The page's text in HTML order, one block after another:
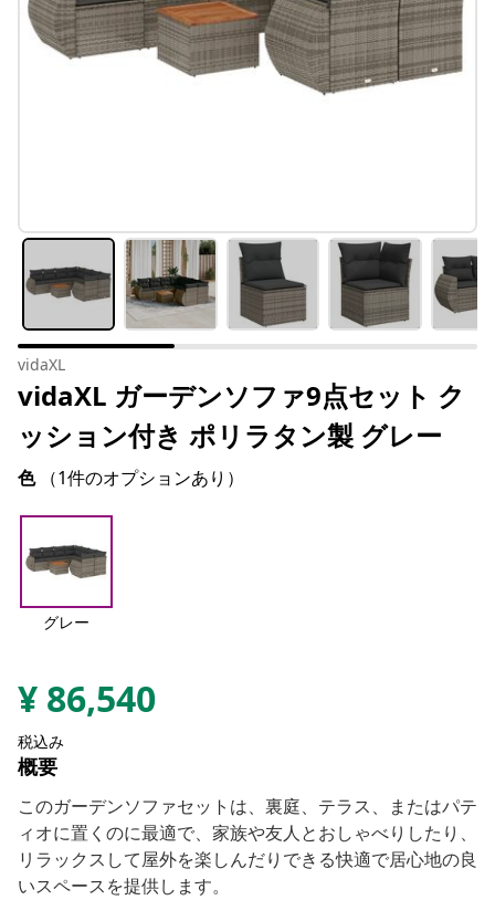
vidaXL
vidaXL ガーデンソファ9点セット ク
ッション付き ポリラタン製 グレー
色 （1件のオプションあり）
グレー
¥ 86,540
税込み
概要
このガーデンソファセットは、裏庭、テラス、またはパテ
ィオに置くのに最適で、家族や友人とおしゃべりしたり、
リラックスして屋外を楽しんだりできる快適で居心地の良
いスペースを提供します。